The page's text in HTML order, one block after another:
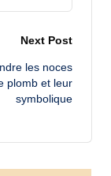
Next Post
les noces
plomb et leur
symbolique